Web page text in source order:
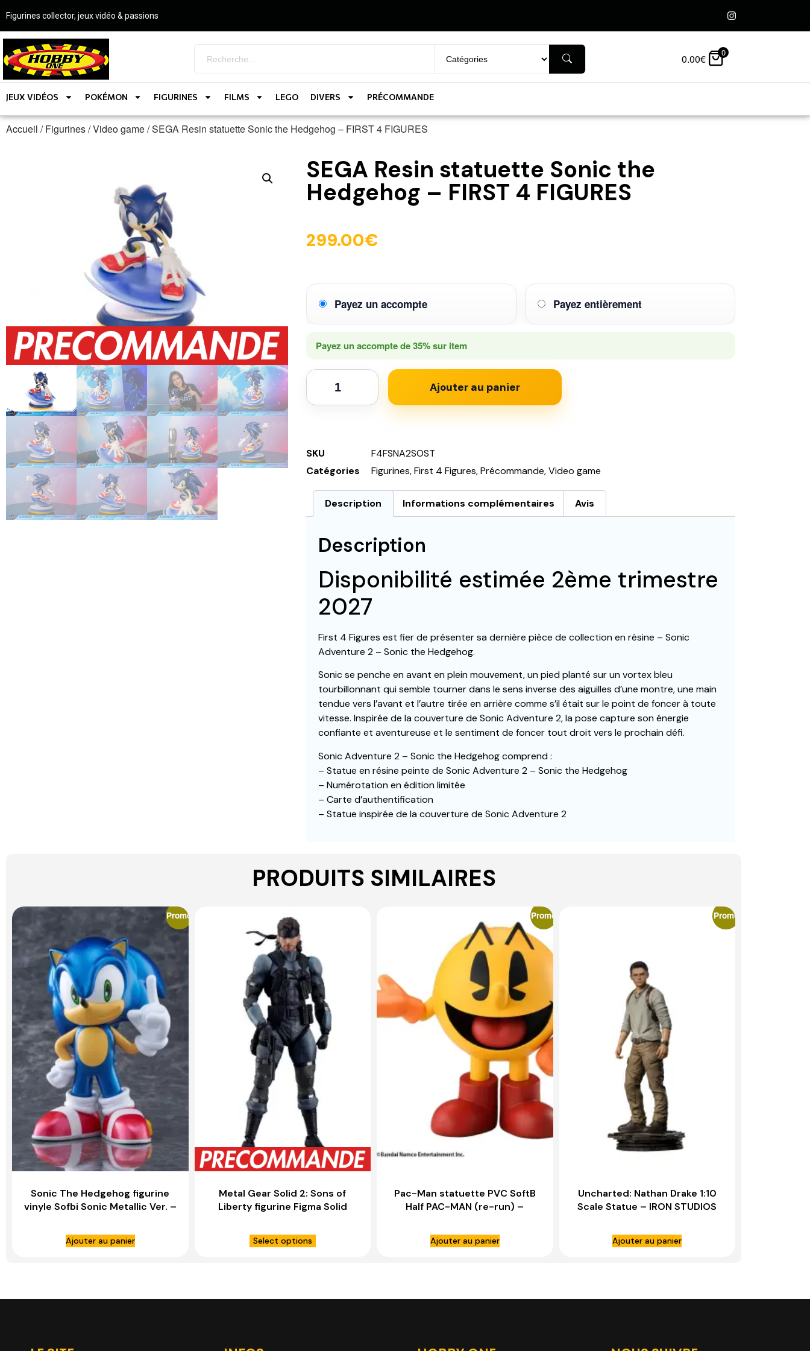
Figurines collector, jeux vidéo & passions
0.00€ 0
JEUX VIDÉOS POKÉMON FIGURINES FILMS LEGO DIVERS PRÉCOMMANDE
Accueil /Figurines/Video game/ SEGA Resin statuette Sonic the Hedgehog – FIRST 4 FIGURES
SEGA Resin statuette Sonic the
Hedgehog – FIRST 4 FIGURES
299.00€
Payez un accompte Payez entièrement
Payez un accompte de35%sur item
Ajouter au panier
SKU
F4FSNA2SOST
Catégories
Figurines,First 4 Figures,Précommande,Video game
Description Informations complémentaires Avis
Description
Disponibilité estimée 2ème trimestre
2027
First 4 Figures est fier de présenter sa dernière pièce de collection en résine – Sonic
Adventure 2 – Sonic the Hedgehog.
Sonic se penche en avant en plein mouvement, un pied planté sur un vortex bleu
tourbillonnant qui semble tourner dans le sens inverse des aiguilles d’une montre, une main
tendue vers l’avant et l’autre tirée en arrière comme s’il était sur le point de foncer à toute
vitesse. Inspirée de la couverture de Sonic Adventure 2, la pose capture son énergie
confiante et aventureuse et le sentiment de foncer tout droit vers le prochain défi.
Sonic Adventure 2 – Sonic the Hedgehog comprend :
– Statue en résine peinte de Sonic Adventure 2 – Sonic the Hedgehog
– Numérotation en édition limitée
– Carte d’authentification
– Statue inspirée de la couverture de Sonic Adventure 2
PRODUITS SIMILAIRES
Promo
Sonic The Hedgehog figurine
vinyle Sofbi Sonic Metallic Ver. –
Ajouter au panier
Metal Gear Solid 2: Sons of
Liberty figurine Figma Solid
Edition – MAX FACTORY
Select options
Promo
Pac-Man statuette PVC SoftB
Half PAC-MAN (re-run) –
Ajouter au panier
Promo
Uncharted: Nathan Drake 1:10
Scale Statue – IRON STUDIOS
Ajouter au panier